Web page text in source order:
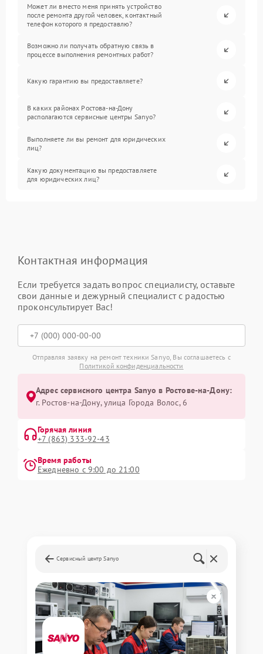
Может ли вместо меня принять устройство
после ремонта другой человек, контактный
телефон которого я предоставлю?
Возможно ли получать обратную связь в
процессе выполнения ремонтных работ?
Какую гарантию вы предоставляете?
В каких районах Ростова-на-Дону
располагаются сервисные центры Sanyo?
Выполняете ли вы ремонт для юридических
лиц?
Какую документацию вы предоставляете
для юридических лиц?
Контактная информация
Если требуется задать вопрос специалисту, оставьте
свои данные и дежурный специалист с радостью
проконсультирует Вас!
Отправляя заявку на ремонт техники Sanyo, Вы соглашаетесь с
Политикой конфиденциальности
Адрес сервисного центра Sanyo в Ростове-на-Дону:
г. Ростов-на-Дону, улица Города Волос, 6
Горячая линия
+7 (863) 333-92-43
Время работы
Ежедневно с 9:00 до 21:00
Сервисный центр Sanyo